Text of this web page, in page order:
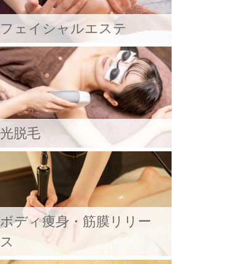
フェイシャルエステ
光脱毛
ボディ痩身・筋膜リリー
ス